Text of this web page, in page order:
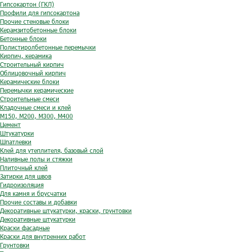
Гипсокартон (ГКЛ)
Профили для гипсокартона
Прочие стеновые блоки
Керамзитобетонные блоки
Бетонные блоки
Полистиролбетонные перемычки
Кирпич, керамика
Строительный кирпич
Облицовочный кирпич
Керамические блоки
Перемычки керамические
Строительные смеси
Кладочные смеси и клей
М150, М200, М300, М400
Цемент
Штукатурки
Шпатлевки
Клей для утеплителя, базовый слой
Наливные полы и стяжки
Плиточный клей
Затирки для швов
Гидроизоляция
Для камня и брусчатки
Прочие составы и добавки
Декоративные штукатурки, краски, грунтовки
Декоративные штукатурки
Краски фасадные
Краски для внутренних работ
Грунтовки